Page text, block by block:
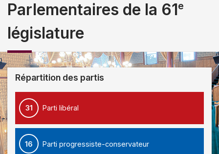
Parlementaires de la 61e
législature
Répartition des partis
31 Parti libéral
16 Parti progressiste-conservateur